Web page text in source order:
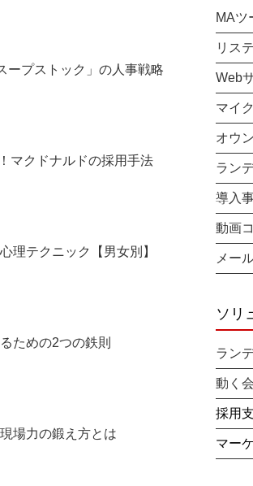
ープストック」の人事戦略
マクドナルドの採用手法
理テクニック【男女別】
ための2つの鉄則
場力の鍛え方とは
MAツ
リス
Web
マイ
オウ
ラン
導入
動画
メー
ソリ
ラン
動く
採用
マー